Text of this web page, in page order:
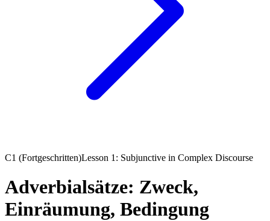
C1 (Fortgeschritten)Lesson 1: Subjunctive in Complex Discourse
Adverbialsätze: Zweck,
Einräumung, Bedingung